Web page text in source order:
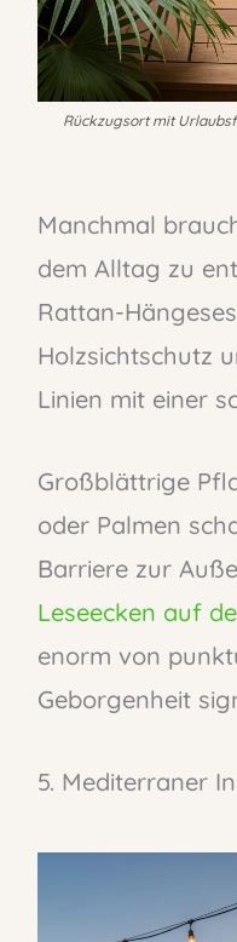
Rückzugsort mit
Manchmal
dem Alltag zu
Rattan-
Holzsichtschutz
Linien mit einer
Großblättrige
oder Palmen
Barriere zur
Leseecken auf
enorm von
Geborgenheit
5. Mediterraner